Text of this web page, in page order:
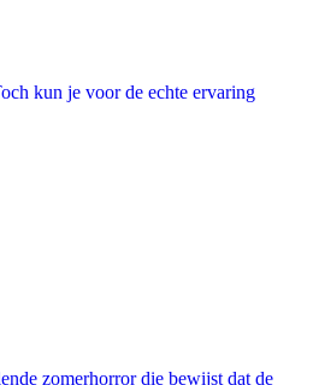
kun je voor de echte ervaring
zomerhorror die bewijst dat de